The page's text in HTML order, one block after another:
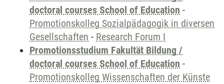
doctoral courses School of Education -
Promotionskolleg Sozialpädagogik in diversen
Gesellschaften - Research Forum I
Promotionsstudium Fakultät Bildung /
doctoral courses School of Education -
Promotionskolleg Wissenschaften der Künste